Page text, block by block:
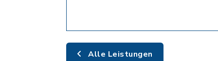
Alle Leistungen